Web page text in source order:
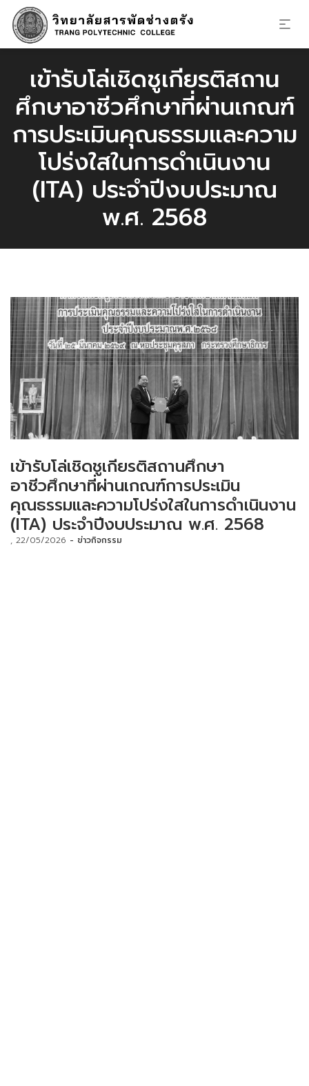
เข้ารับโล่เชิดชูเกียรติสถาน
ศึกษาอาชีวศึกษาที่ผ่านเกณฑ์
การประเมินคุณธรรมและความ
โปร่งใสในการดำเนินงาน
(ITA) ประจำปีงบประมาณ
พ.ศ. 2568
เข้ารับโล่เชิดชูเกียรติสถานศึกษา
อาชีวศึกษาที่ผ่านเกณฑ์การประเมิน
คุณธรรมและความโปร่งใสในการดำเนินงาน
(ITA) ประจำปีงบประมาณ พ.ศ. 2568
22/05/2026 ข่าวกิจกรรม